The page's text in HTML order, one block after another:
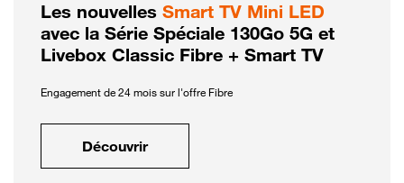
Les nouvelles Smart TV Mini LED
avec la Série Spéciale 130Go 5G et
Livebox Classic Fibre + Smart TV
Engagement de 24 mois sur l'offre Fibre
Découvrir